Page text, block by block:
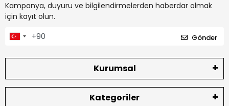
Kampanya, duyuru ve bilgilendirmelerden haberdar olmak
için kayıt olun.
Gönder
Kurumsal
Kategoriler